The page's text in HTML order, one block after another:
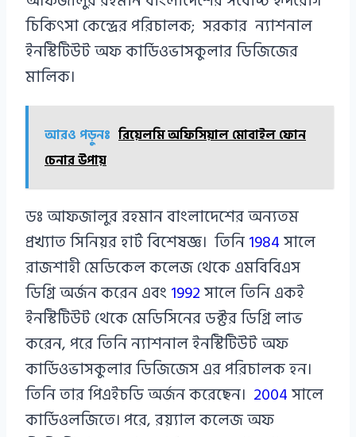
চিকিৎসা কেন্দ্রের পরিচালক; সরকার ন্যাশনাল
ইনস্টিটিউট অফ কার্ডিওভাসকুলার ডিজিজের
মালিক।
আরও পড়ুনঃ রিয়েলমি অফিসিয়াল মোবাইল ফোন
চেনার উপায়
ডঃ আফজালুর রহমান বাংলাদেশের অন্যতম
প্রখ্যাত সিনিয়র হার্ট বিশেষজ্ঞ। তিনি1984সালে
রাজশাহী মেডিকেল কলেজ থেকে এমবিবিএস
ডিগ্রি অর্জন করেন এবং 1992সালে তিনি একই
ইনস্টিটিউট থেকে মেডিসিনের ডক্টর ডিগ্রি লাভ
করেন, পরে তিনি ন্যাশনাল ইনস্টিটিউট অফ
কার্ডিওভাসকুলার ডিজিজেস এর পরিচালক হন।
তিনি তার পিএইচডি অর্জন করেছেন। 2004সালে
কার্ডিওলজিতে। পরে, রয়্যাল কলেজ অফ